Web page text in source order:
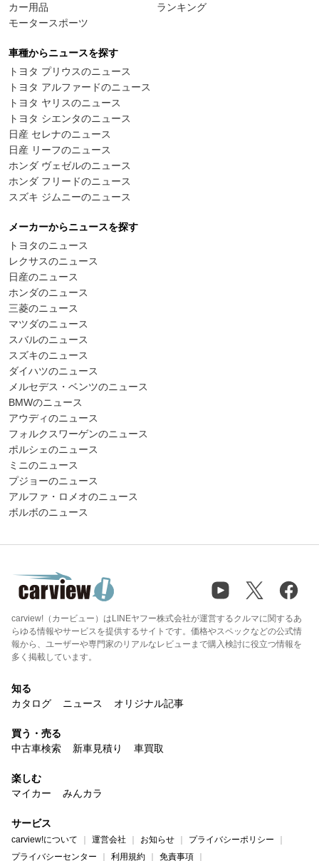
カー用品
モータースポーツ
ランキング
車種からニュースを探す
トヨタ プリウスのニュース
トヨタ アルファードのニュース
トヨタ ヤリスのニュース
トヨタ シエンタのニュース
日産 セレナのニュース
日産 リーフのニュース
ホンダ ヴェゼルのニュース
ホンダ フリードのニュース
スズキ ジムニーのニュース
メーカーからニュースを探す
トヨタのニュース
レクサスのニュース
日産のニュース
ホンダのニュース
三菱のニュース
マツダのニュース
スバルのニュース
スズキのニュース
ダイハツのニュース
メルセデス・ベンツのニュース
BMWのニュース
アウディのニュース
フォルクスワーゲンのニュース
ポルシェのニュース
ミニのニュース
プジョーのニュース
アルファ・ロメオのニュース
ボルボのニュース
carview!（カービュー）はLINEヤフー株式会社が運営するクルマに関するあ
らゆる情報やサービスを提供するサイトです。価格やスペックなどの公式情
報から、ユーザーや専門家のリアルなレビューまで購入検討に役立つ情報を
多く掲載しています。
知る
カタログ
ニュース オリジナル記事
買う・売る
中古車検索
新車見積り 車買取
楽しむ
マイカー
みんカラ
サービス
carview!について 運営会社 お知らせ
プライバシーポリシー
プライバシーセンター
利用規約 免責事項